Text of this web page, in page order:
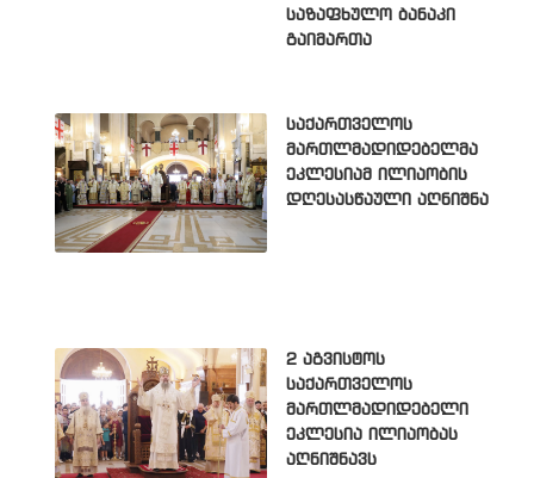
საზაფხულო ბანაკი
გაიმართა
საქართველოს
მართლმადიდებელმა
ეკლესიამ ილიაობის
დღესასწაული აღნიშნა
2 აგვისტოს
საქართველოს
მართლმადიდებელი
ეკლესია ილიაობას
აღნიშნავს